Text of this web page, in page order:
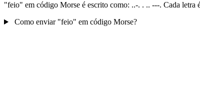
"feio" em código Morse é escrito como: ..-. . .. ---. Cada letra
Como enviar "feio" em código Morse?